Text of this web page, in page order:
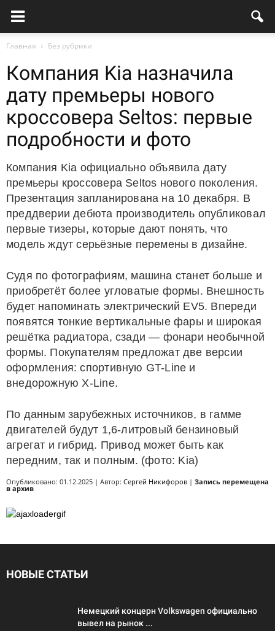
Главная Без рубрики
Компания Kia назначила
дату премьеры нового
кроссовера Seltos: первые
подробности и фото
Компания Kia официально объявила дату
премьеры кроссовера Seltos нового поколения.
Презентация запланирована на 10 декабря. В
преддверии дебюта производитель опубликовал
первые тизеры, которые дают понять, что
модель ждут серьёзные перемены в дизайне.
Судя по фотографиям, машина станет больше и
приобретёт более угловатые формы. Внешность
будет напоминать электрический EV5. Впереди
появятся тонкие вертикальные фары и широкая
решётка радиатора, сзади — фонари необычной
формы. Покупателям предложат две версии
оформления: спортивную GT-Line и
внедорожную X-Line.
По данным зарубежных источников, в гамме
двигателей будут 1,6-литровый бензиновый
агрегат и гибрид. Привод может быть как
передним, так и полным. (фото: Kia)
Опубликовано: 01.12.2025 | Автор: Сергей Никифоров | Запись перемещена
в архив
НОВЫЕ СТАТЬИ
Немецкий концерн Volkswagen официально
вывел на рынок ...